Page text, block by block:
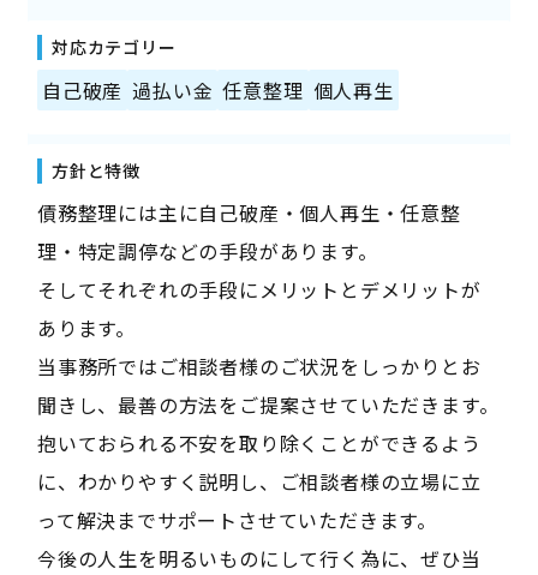
対応カテゴリー
自己破産 過払い金 任意整理 個人再生
方針と特徴
債務整理には主に自己破産・個人再生・任意整
理・特定調停などの手段があります。
そしてそれぞれの手段にメリットとデメリットが
あります。
当事務所ではご相談者様のご状況をしっかりとお
聞きし、最善の方法をご提案させていただきます。
抱いておられる不安を取り除くことができるよう
に、わかりやすく説明し、ご相談者様の立場に立
って解決までサポートさせていただきます。
今後の人生を明るいものにして行く為に、ぜひ当